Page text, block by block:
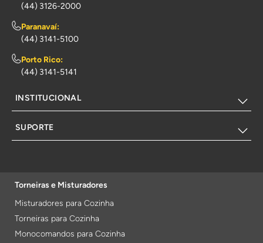
(44) 3126-2000
Paranavaí:
(44) 3141-5100
Porto Rico:
(44) 3141-5141
INSTITUCIONAL
SUPORTE
Torneiras e Misturadores
Misturadores para Cozinha
Torneiras para Cozinha
Monocomandos para Cozinha